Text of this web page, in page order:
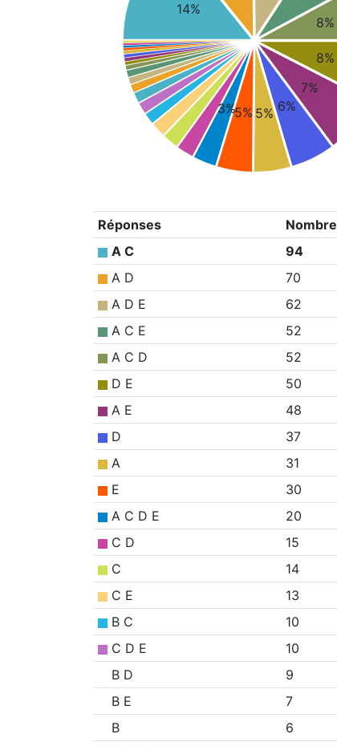
14%
8%
8%
7%
6%
5%
5%
3%
Réponses Nombre
A C
94
A D
70
A D E
62
A C E
52
A C D
52
D E
50
A E
48
D
37
A
31
E
30
A C D E
20
C D
15
C
14
C E
13
B C
10
C D E
10
B D
9
B E
7
B
6